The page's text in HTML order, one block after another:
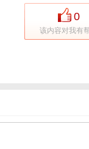
0
该内容对我有